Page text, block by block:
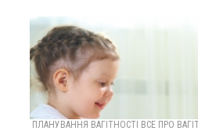
ПЛАНУВАННЯ ВАГІТНОСТІ ВСЕ ПРО